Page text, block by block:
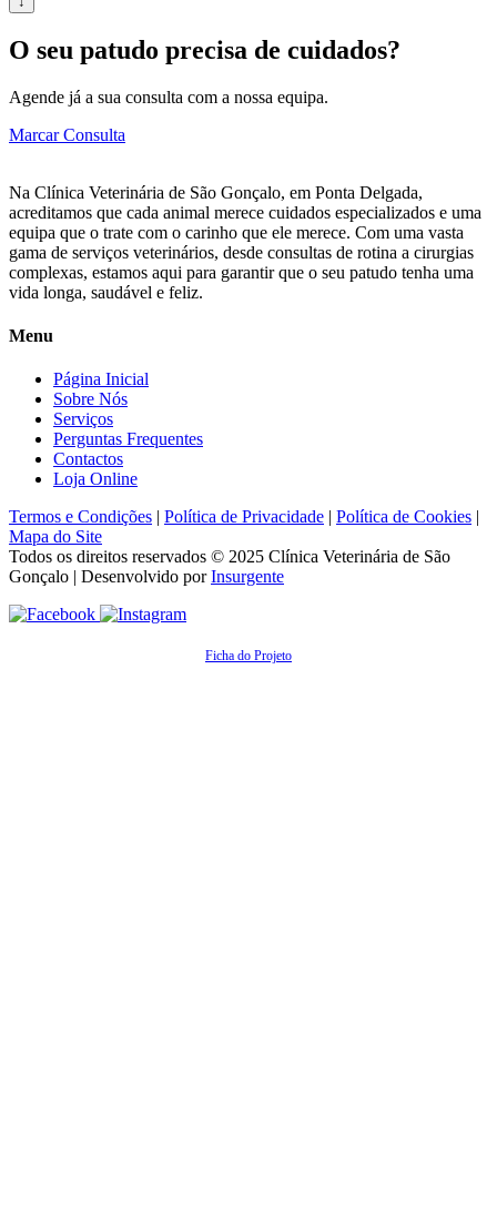
O seu patudo precisa de cuidados?
Agende já a sua consulta com a nossa equipa.
Marcar Consulta
Na Clínica Veterinária de São Gonçalo, em Ponta Delgada,
acreditamos que cada animal merece cuidados especializados e uma
equipa que o trate com o carinho que ele merece. Com uma vasta
gama de serviços veterinários, desde consultas de rotina a cirurgias
complexas, estamos aqui para garantir que o seu patudo tenha uma
vida longa, saudável e feliz.
Menu
Página Inicial
Sobre Nós
Serviços
Perguntas Frequentes
Contactos
Loja Online
Termos e Condições | Política de Privacidade | Política de Cookies |
Mapa do Site
Todos os direitos reservados © 2025 Clínica Veterinária de São
Gonçalo | Desenvolvido porInsurgente
Ficha do Projeto